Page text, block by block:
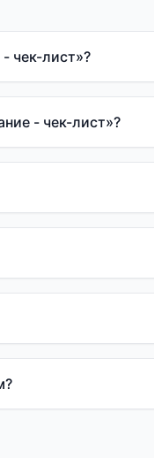
чек-лист»?
- чек-лист»?